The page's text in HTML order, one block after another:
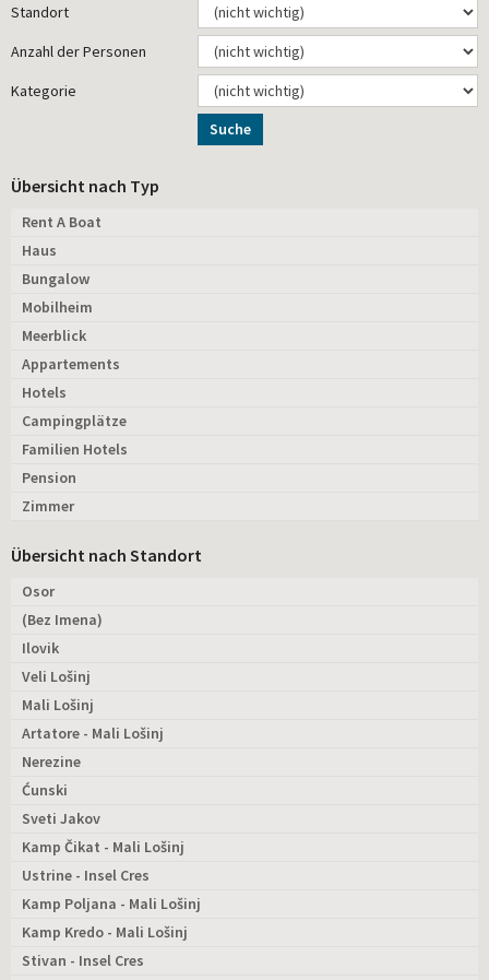
Standort
Anzahl der Personen
Kategorie
Suche
Übersicht nach Typ
Rent A Boat
Haus
Bungalow
Mobilheim
Meerblick
Appartements
Hotels
Campingplätze
Familien Hotels
Pension
Zimmer
Übersicht nach Standort
Osor
(Bez Imena)
Ilovik
Veli Lošinj
Mali Lošinj
Artatore - Mali Lošinj
Nerezine
Ćunski
Sveti Jakov
Kamp Čikat - Mali Lošinj
Ustrine - Insel Cres
Kamp Poljana - Mali Lošinj
Kamp Kredo - Mali Lošinj
Stivan - Insel Cres